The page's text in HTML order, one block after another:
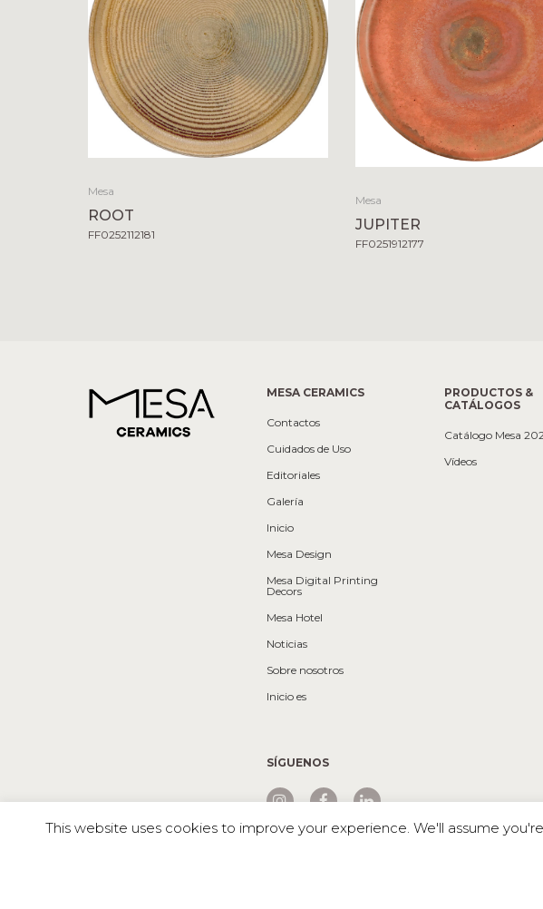
Mesa
ROOT
FF0252112181
Mesa
JUPITER
FF0251912177
MESA CERAMICS
Contactos
Cuidados de Uso
Editoriales
Galería
Inicio
Mesa Design
Mesa Digital Printing
Decors
Mesa Hotel
Noticias
Sobre nosotros
Inicio es
SÍGUENOS
PRODUCTOS &
CATÁLOGOS
Catálogo Mesa
Vídeos
This website uses cookies to improve your experience. We'll assume